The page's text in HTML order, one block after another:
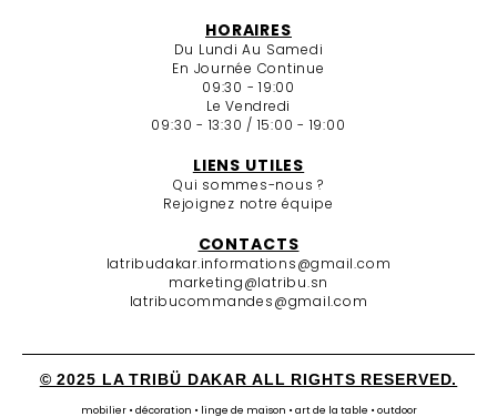
HORAIRES
Du Lundi Au Samedi
En Journée Continue
09:30 - 19:00
Le Vendredi
09:30 - 13:30 / 15:00 - 19:00
LIENS UTILES
Qui sommes-nous ?
Rejoignez notre équipe
CONTACTS
latribudakar.informations@gmail.com
marketing@latribu.sn
latribucommandes@gmail.com
© 2025 LA TRIBÜ DAKAR ALL RIGHTS RESERVED.
mobilier • décoration • linge de maison • art de la table • outdoor